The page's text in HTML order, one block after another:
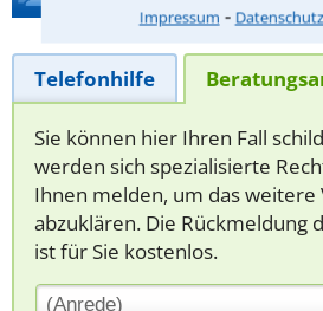
Impressum ⁃
Telefonhilfe
Sie können hier Ihren Fall
werden sich spezialisierte
Ihnen melden, um das weitere
abzuklären. Die Rückmeldung
ist für Sie kostenlos.
(Anrede)